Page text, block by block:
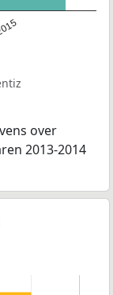
over
2013-2014